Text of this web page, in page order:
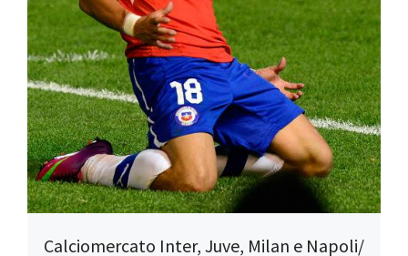
Calciomercato Inter, Juve, Milan e Napoli/